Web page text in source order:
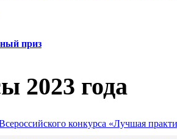
приз
2023 года
конкурса «Лучшая